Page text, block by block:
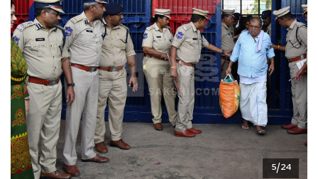
5/24